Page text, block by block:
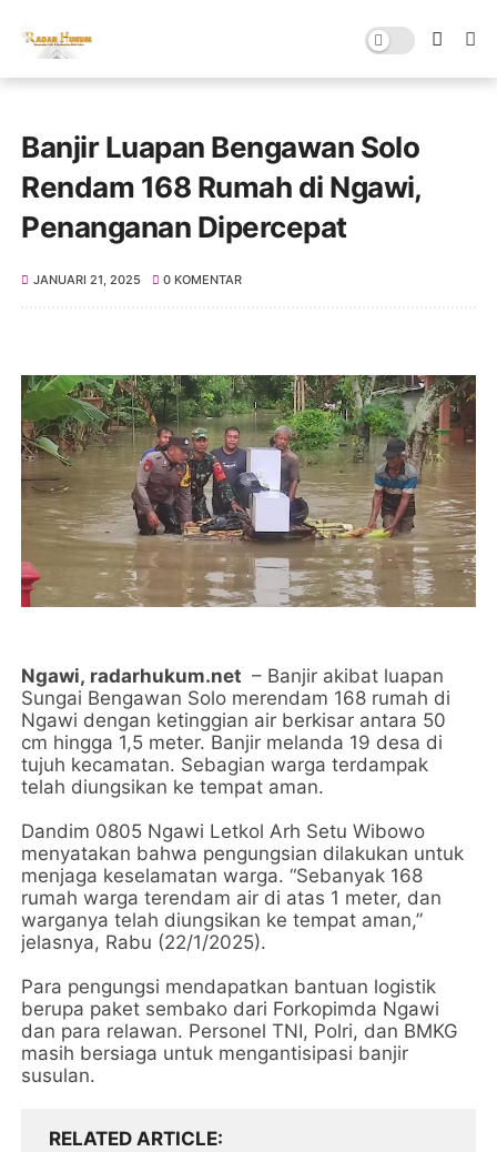
Banjir Luapan Bengawan Solo
Rendam 168 Rumah di Ngawi,
Penanganan Dipercepat
JANUARI 21, 2025 0 KOMENTAR
Ngawi, radarhukum.net – Banjir akibat luapan
Sungai Bengawan Solo merendam 168 rumah di
Ngawi dengan ketinggian air berkisar antara 50
cm hingga 1,5 meter. Banjir melanda 19 desa di
tujuh kecamatan. Sebagian warga terdampak
telah diungsikan ke tempat aman.
Dandim 0805 Ngawi Letkol Arh Setu Wibowo
menyatakan bahwa pengungsian dilakukan untuk
menjaga keselamatan warga. “Sebanyak 168
rumah warga terendam air di atas 1 meter, dan
warganya telah diungsikan ke tempat aman,”
jelasnya, Rabu (22/1/2025).
Para pengungsi mendapatkan bantuan logistik
berupa paket sembako dari Forkopimda Ngawi
dan para relawan. Personel TNI, Polri, dan BMKG
masih bersiaga untuk mengantisipasi banjir
susulan.
RELATED ARTICLE